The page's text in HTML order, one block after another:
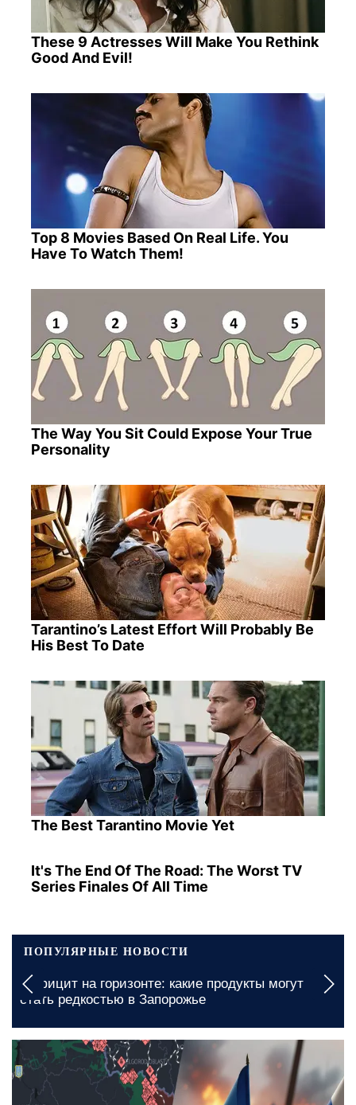
These 9 Actresses Will Make You Rethink
Good And Evil!
Top 8 Movies Based On Real Life. You
Have To Watch Them!
The Way You Sit Could Expose Your True
Personality
Tarantino’s Latest Effort Will Probably Be
His Best To Date
The Best Tarantino Movie Yet
It's The End Of The Road: The Worst TV
Series Finales Of All Time
ПОПУЛЯРНЫЕ НОВОСТИ
«Это угроза всем демократиям»: эксперт
предупредил о возможном вовлечении
северокорейцев в войну
5 августа, 09:00